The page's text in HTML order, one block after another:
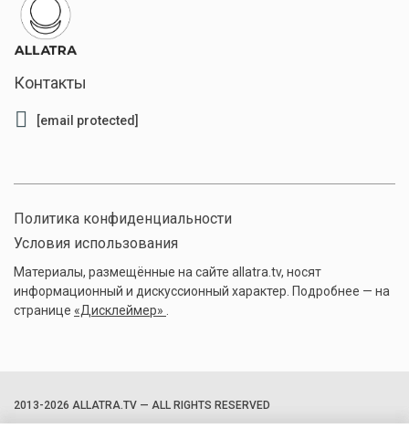
Контакты
[email protected]
Политика конфиденциальности
Условия использования
Материалы, размещённые на сайте allatra.tv, носят
информационный и дискуссионный характер. Подробнее — на
странице «Дисклеймер»
2013-2026 ALLATRA.TV — ALL RIGHTS RESERVED